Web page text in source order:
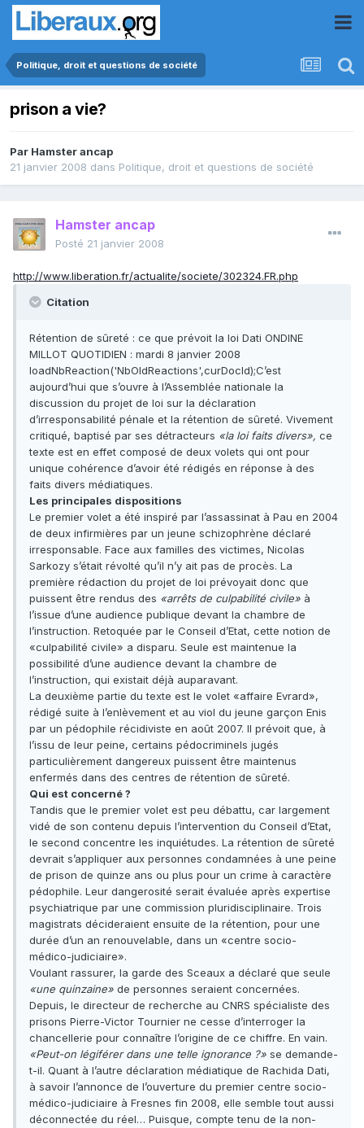
Politique, droit et questions de société
prison a vie?
Par Hamster ancap
21 janvier 2008 dans Politique, droit et questions de société
Hamster ancap
Posté 21 janvier 2008
http://www.liberation.fr/actualite/societe/302324.FR.php
Citation
Rétention de sûreté : ce que prévoit la loi Dati ONDINE
MILLOT QUOTIDIEN : mardi 8 janvier 2008
loadNbReaction('NbOldReactions',curDocId);C’est
aujourd’hui que s’ouvre à l’Assemblée nationale la
discussion du projet de loi sur la déclaration
d’irresponsabilité pénale et la rétention de sûreté. Vivement
critiqué, baptisé par ses détracteurs «la loi faits divers», ce
texte est en effet composé de deux volets qui ont pour
unique cohérence d’avoir été rédigés en réponse à des
faits divers médiatiques.
Les principales dispositions
Le premier volet a été inspiré par l’assassinat à Pau en 2004
de deux infirmières par un jeune schizophrène déclaré
irresponsable. Face aux familles des victimes, Nicolas
Sarkozy s’était révolté qu’il n’y ait pas de procès. La
première rédaction du projet de loi prévoyait donc que
puissent être rendus des «arrêts de culpabilité civile» à
l’issue d’une audience publique devant la chambre de
l’instruction. Retoquée par le Conseil d’Etat, cette notion de
«culpabilité civile» a disparu. Seule est maintenue la
possibilité d’une audience devant la chambre de
l’instruction, qui existait déjà auparavant.
La deuxième partie du texte est le volet «affaire Evrard»,
rédigé suite à l’enlèvement et au viol du jeune garçon Enis
par un pédophile récidiviste en août 2007. Il prévoit que, à
l’issu de leur peine, certains pédocriminels jugés
particulièrement dangereux puissent être maintenus
enfermés dans des centres de rétention de sûreté.
Qui est concerné ?
Tandis que le premier volet est peu débattu, car largement
vidé de son contenu depuis l’intervention du Conseil d’Etat,
le second concentre les inquiétudes. La rétention de sûreté
devrait s’appliquer aux personnes condamnées à une peine
de prison de quinze ans ou plus pour un crime à caractère
pédophile. Leur dangerosité serait évaluée après expertise
psychiatrique par une commission pluridisciplinaire. Trois
magistrats décideraient ensuite de la rétention, pour une
durée d’un an renouvelable, dans un «centre socio-
médico-judiciaire».
Voulant rassurer, la garde des Sceaux a déclaré que seule
«une quinzaine» de personnes seraient concernées.
Depuis, le directeur de recherche au CNRS spécialiste des
prisons Pierre-Victor Tournier ne cesse d’interroger la
chancellerie pour connaître l’origine de ce chiffre. En vain.
«Peut-on légiférer dans une telle ignorance ?» se demande-
t-il. Quant à l’autre déclaration médiatique de Rachida Dati,
à savoir l’annonce de l’ouverture du premier centre socio-
médico-judiciaire à Fresnes fin 2008, elle semble tout aussi
déconnectée du réel… Puisque, compte tenu de la non-